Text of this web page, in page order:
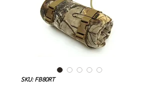
SKU: FB80RT